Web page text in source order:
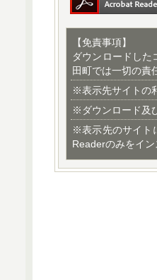
【免責事項】
ダウンロードした
田町では一切の責
※表示先サイトの
※ダウンロード及
※表示先のサイト
Readerのみをイン